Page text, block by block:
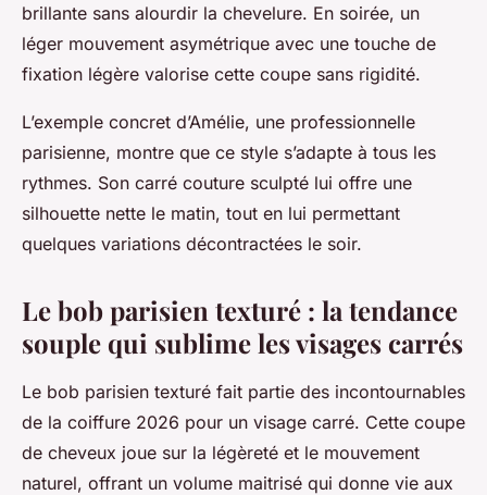
brillante sans alourdir la chevelure. En soirée, un
léger mouvement asymétrique avec une touche de
fixation légère valorise cette coupe sans rigidité.
L’exemple concret d’Amélie, une professionnelle
parisienne, montre que ce style s’adapte à tous les
rythmes. Son carré couture sculpté lui offre une
silhouette nette le matin, tout en lui permettant
quelques variations décontractées le soir.
Le bob parisien texturé : la tendance
souple qui sublime les visages carrés
Le bob parisien texturé fait partie des incontournables
de la coiffure 2026 pour un visage carré. Cette coupe
de cheveux joue sur la légèreté et le mouvement
naturel, offrant un volume maitrisé qui donne vie aux